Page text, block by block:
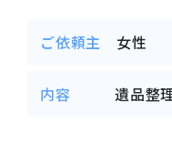
ご依頼主 女性
内容 遺品整